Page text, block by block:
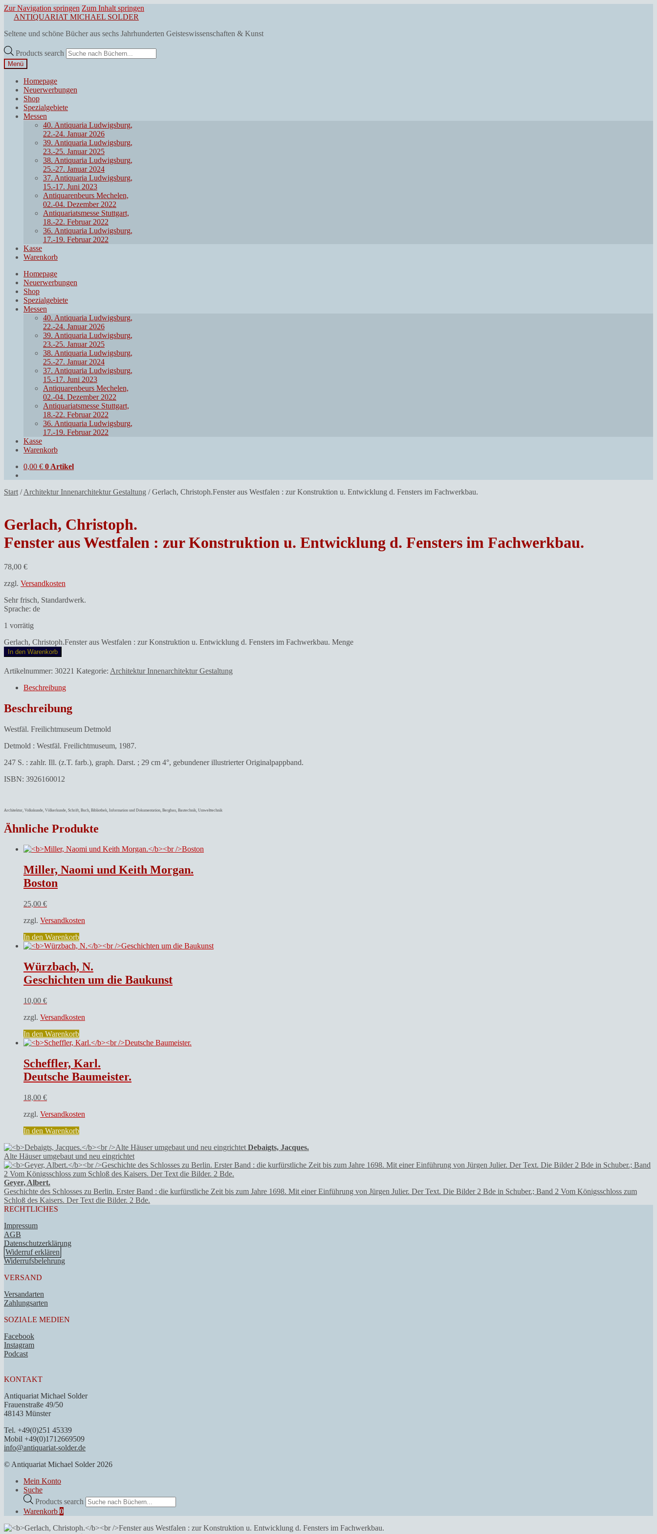
Zur Navigation springen Zum Inhalt springen
ANTIQUARIAT MICHAEL SOLDER
Seltene und schöne Bücher aus sechs Jahrhunderten Geisteswissenschaften & Kunst
Products search
Menü
Homepage
Neuerwerbungen
Shop
Spezialgebiete
Messen
40. Antiquaria Ludwigsburg,
22.-24. Januar 2026
39. Antiquaria Ludwigsburg,
23.-25. Januar 2025
38. Antiquaria Ludwigsburg,
25.-27. Januar 2024
37. Antiquaria Ludwigsburg,
15.-17. Juni 2023
Antiquarenbeurs Mechelen,
02.-04. Dezember 2022
Antiquariatsmesse Stuttgart,
18.-22. Februar 2022
36. Antiquaria Ludwigsburg,
17.-19. Februar 2022
Kasse
Warenkorb
Homepage
Neuerwerbungen
Shop
Spezialgebiete
Messen
40. Antiquaria Ludwigsburg,
22.-24. Januar 2026
39. Antiquaria Ludwigsburg,
23.-25. Januar 2025
38. Antiquaria Ludwigsburg,
25.-27. Januar 2024
37. Antiquaria Ludwigsburg,
15.-17. Juni 2023
Antiquarenbeurs Mechelen,
02.-04. Dezember 2022
Antiquariatsmesse Stuttgart,
18.-22. Februar 2022
36. Antiquaria Ludwigsburg,
17.-19. Februar 2022
Kasse
Warenkorb
0,00 € 0 Artikel
Start /Architektur Innenarchitektur Gestaltung /Gerlach, Christoph.Fenster aus Westfalen : zur Konstruktion u. Entwicklung d. Fensters im Fachwerkbau.
Gerlach, Christoph.
Fenster aus Westfalen : zur Konstruktion u. Entwicklung d. Fensters im Fachwerkbau.
78,00 €
zzgl. Versandkosten
Sehr frisch, Standardwerk.
Sprache: de
1 vorrätig
Gerlach, Christoph.Fenster aus Westfalen : zur Konstruktion u. Entwicklung d. Fensters im Fachwerkbau. Menge
In den Warenkorb
Artikelnummer: 30221 Kategorie: Architektur Innenarchitektur Gestaltung
Beschreibung
Beschreibung
Westfäl. Freilichtmuseum Detmold
Detmold : Westfäl. Freilichtmuseum, 1987.
247 S. : zahlr. Ill. (z.T. farb.), graph. Darst. ; 29 cm 4°, gebundener illustrierter Originalpappband.
ISBN: 3926160012
Architektur, Volkskunde, Völkerkunde, Schrift, Buch, Bibliothek, Information und Dokumentation, Bergbau, Bautechnik, Umwelttechnik
Ähnliche Produkte
Miller, Naomi und Keith Morgan.
Boston
25,00 €
zzgl. Versandkosten
In den Warenkorb
Würzbach, N.
Geschichten um die Baukunst
10,00 €
zzgl. Versandkosten
In den Warenkorb
Scheffler, Karl.
Deutsche Baumeister.
18,00 €
zzgl. Versandkosten
In den Warenkorb
Debaigts, Jacques.
Alte Häuser umgebaut und neu eingrichtet
Geyer, Albert.
Geschichte des Schlosses zu Berlin. Erster Band : die kurfürstliche Zeit bis zum Jahre 1698. Mit einer Einführung von Jürgen Julier. Der Text. Die Bilder 2 Bde in Schuber.; Band 2 Vom Königsschloss zum
Schloß des Kaisers. Der Text die Bilder. 2 Bde.
RECHTLICHES
Impressum
AGB
Datenschutzerklärung
Widerruf erklären
Widerrufsbelehrung
VERSAND
Versandarten
Zahlungsarten
SOZIALE MEDIEN
Facebook
Instagram
Podcast
KONTAKT
Antiquariat Michael Solder
Frauenstraße 49/50
48143 Münster
Tel. +49(0)251 45339
Mobil +49(0)1712669509
info@antiquariat-solder.de
© Antiquariat Michael Solder 2026
Mein Konto
Suche
Products search
Warenkorb 0